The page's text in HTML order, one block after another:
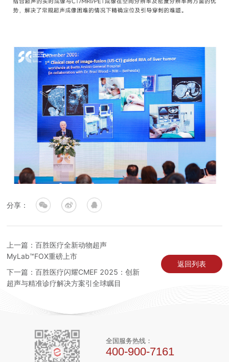
分享：
上一篇：百胜医疗全新动物超声
MyLab™FOX重磅上市
下一篇：百胜医疗闪耀CMEF 2025：创新
超声与精准诊疗解决方案引全球瞩目
返回列表
全国服务热线：
400-900-7161